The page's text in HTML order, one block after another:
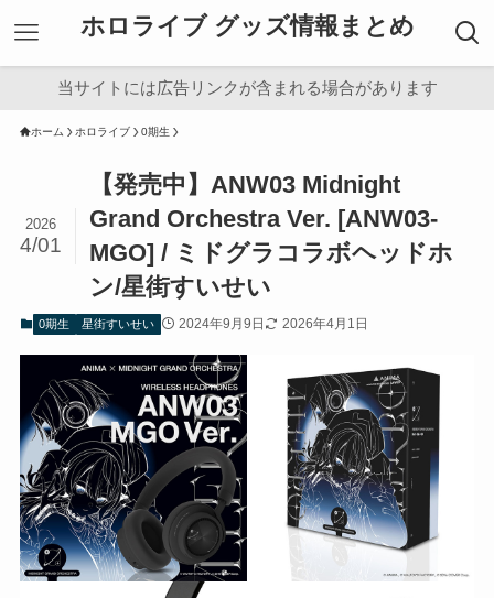
ホロライブ グッズ情報まとめ
当サイトには広告リンクが含まれる場合があります
ホーム ホロライブ 0期生
【発売中】ANW03 Midnight
Grand Orchestra Ver. [ANW03-
MGO] / ミドグラコラボヘッドホ
ン/星街すいせい
2026
4/01
0期生 星街すいせい 2024年9月9日 2026年4月1日